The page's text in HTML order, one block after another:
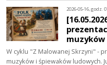
2026-05-16, godz.
W cyklu "Z Malowanej Skrzyni" -
muzyków i śpiewaków ludowych.